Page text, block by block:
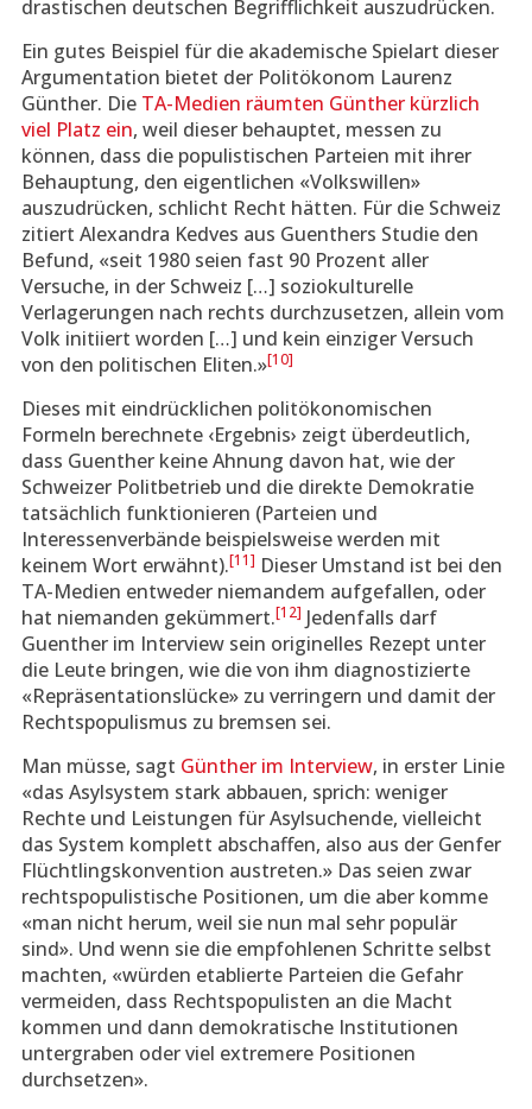
drastischen deutschen Begrifflichkeit auszudrücken.
Ein gutes Beispiel für die akademische Spielart dieser
Argumentation bietet der Politökonom Laurenz
Günther. Die TA-Medien räumten Günther kürzlich
viel Platz ein, weil dieser behauptet, messen zu
können, dass die populistischen Parteien mit ihrer
Behauptung, den eigentlichen «Volkswillen»
auszudrücken, schlicht Recht hätten. Für die Schweiz
zitiert Alexandra Kedves aus Guenthers Studie den
Befund, «seit 1980 seien fast 90 Prozent aller
Versuche, in der Schweiz […] soziokulturelle
Verlagerungen nach rechts durchzusetzen, allein vom
Volk initiiert worden […] und kein einziger Versuch
von den politischen Eliten.»[10]
Dieses mit eindrücklichen politökonomischen
Formeln berechnete ‹Ergebnis› zeigt überdeutlich,
dass Guenther keine Ahnung davon hat, wie der
Schweizer Politbetrieb und die direkte Demokratie
tatsächlich funktionieren (Parteien und
Interessenverbände beispielsweise werden mit
keinem Wort erwähnt).[11] Dieser Umstand ist bei den
TA-Medien entweder niemandem aufgefallen, oder
hat niemanden gekümmert.[12] Jedenfalls darf
Guenther im Interview sein originelles Rezept unter
die Leute bringen, wie die von ihm diagnostizierte
«Repräsentationslücke» zu verringern und damit der
Rechtspopulismus zu bremsen sei.
Man müsse, sagt Günther im Interview, in erster Linie
«das Asylsystem stark abbauen, sprich: weniger
Rechte und Leistungen für Asylsuchende, vielleicht
das System komplett abschaffen, also aus der Genfer
Flüchtlingskonvention austreten.» Das seien zwar
rechtspopulistische Positionen, um die aber komme
«man nicht herum, weil sie nun mal sehr populär
sind». Und wenn sie die empfohlenen Schritte selbst
machten, «würden etablierte Parteien die Gefahr
vermeiden, dass Rechtspopulisten an die Macht
kommen und dann demokratische Institutionen
untergraben oder viel extremere Positionen
durchsetzen».